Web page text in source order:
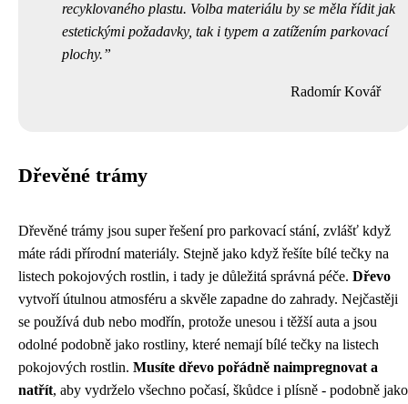
recyklovaného plastu. Volba materiálu by se měla řídit jak
estetickými požadavky, tak i typem a zatížením parkovací
plochy.
Radomír Kovář
Dřevěné trámy
Dřevěné trámy jsou super řešení pro parkovací stání, zvlášť když
máte rádi přírodní materiály. Stejně jako když řešíte bílé tečky na
listech pokojových rostlin, i tady je důležitá správná péče. Dřevo
vytvoří útulnou atmosféru a skvěle zapadne do zahrady. Nejčastěji
se používá dub nebo modřín, protože unesou i těžší auta a jsou
odolné podobně jako rostliny, které nemají bílé tečky na listech
pokojových rostlin. Musíte dřevo pořádně naimpregnovat a
natřít, aby vydrželo všechno počasí, škůdce i plísně - podobně jako